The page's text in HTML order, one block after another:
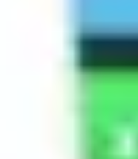
Astuces et Conseils
Connexion Rapide